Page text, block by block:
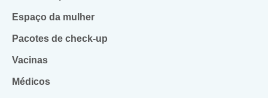
Espaço da mulher
Pacotes de check-up
Vacinas
Médicos